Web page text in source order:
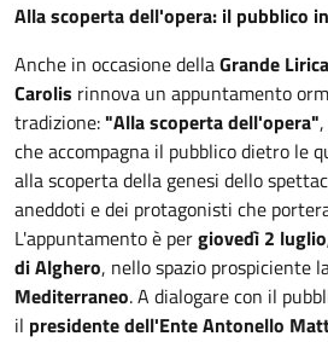
Alla scoperta dell'opera: il pubblico
Anche in occasione dellaGrande
Carolis rinnova un appuntamento
tradizione:"Alla scoperta dell'opera"
che accompagna il pubblico dietro le
alla scoperta della genesi dello
aneddoti e dei protagonisti che
L'appuntamento è pergiovedì 2
di Alghero, nello spazio prospiciente
Mediterraneo. A dialogare con il
il presidente dell'Ente Antonello